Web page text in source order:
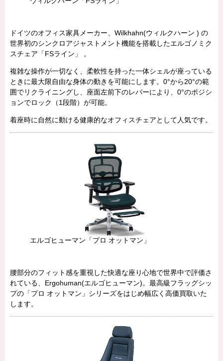
ドイツのオフィス家具メーカー、Wilkhahn(ウィルクハーン ) の
世界初のシンクロアジャストメント機能を搭載したエルゴノミク
スチェア「FSライン」 。
複雑な操作が一切なく、柔軟性を持った一体シェルが座っている
ときに最大限自由な身体の動きを可能にします。0°から20°の範
囲でリクライニングし、座面左前下のレバーにより、0°のポジシ
ョンでロック（1段階）が可能。
着座時に自然に動ける健康的なオフィスチェアとして人気です。
エルゴヒューマン「プロ オットマン」
腰部分のフィット感を重視した快適な座り心地で世界中で評価さ
れている、Ergohuman(エルゴヒューマン)。最高級フラッグシッ
プの「プロ オットマン」シリーズをはじめ幅広く高価買取いた
します。